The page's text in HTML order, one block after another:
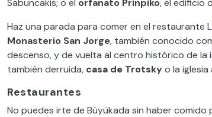
Haz una parada para comer en el restaurante
Monasterio San Jorge, también conocido
descenso, y de vuelta al centro histórico de la
también derruida, casa de Trotskyo la
Restaurantes
No puedes irte de Büyükada sin haber